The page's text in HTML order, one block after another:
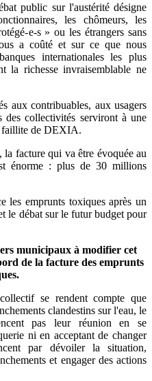
public sur l'austérité désigne
les chômeurs, les
e-s » ou les étrangers sans
a coûté et sur ce que nous
internationales les plus
la richesse invraisemblable ne
aux contribuables, aux usagers
des collectivités serviront à une
faillite de DEXIA.
facture qui va être évoquée au
énorme : plus de 30 millions
les emprunts toxiques après un
le débat sur le futur budget pour
municipaux à modifier cet
de la facture des emprunts
se rendent compte que
clandestins sur l'eau, le
pas leur réunion en se
ni en acceptant de changer
par dévoiler la situation,
et engager des actions